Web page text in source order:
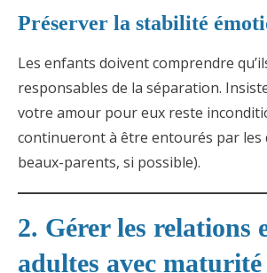
Préserver la stabilité
Les enfants doivent comprendre
responsables de la séparation.
votre amour pour eux reste
continueront à être entourés par les
beaux-parents, si possible).
2. Gérer les relations
adultes avec maturité